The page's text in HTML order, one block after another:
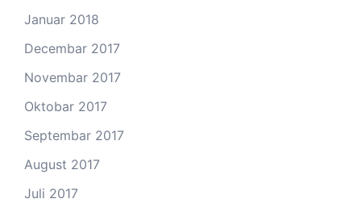
Januar 2018
Decembar 2017
Novembar 2017
Oktobar 2017
Septembar 2017
August 2017
Juli 2017